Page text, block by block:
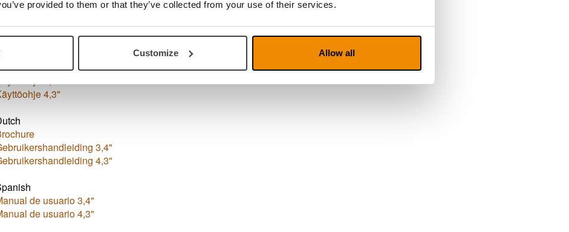
provided to them or that they’ve collected from your use of their services.
Customize Allow all
3,4"
4,3"
(pdf)
3,4"
4,3"
3,4"
4,3"
de usuario 3,4"
de usuario 4,3"